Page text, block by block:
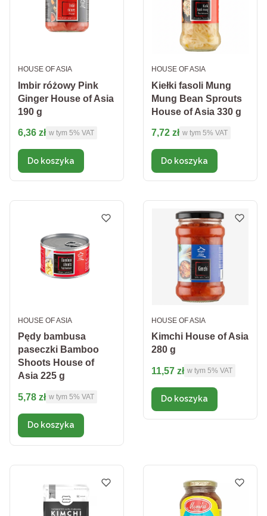
Imbir różowy Pink
Ginger House of Asia
190 g
PRODUCENT
HOUSE OF ASIA
Cena brutto
6,36 zł w tym %s VAT
w tym 5% VAT
Do koszyka
Kiełki fasoli Mung
Mung Bean Sprouts
House of Asia 330 g
PRODUCENT
HOUSE OF ASIA
Cena brutto
7,72 zł w tym %s VAT
w tym 5% VAT
Do koszyka
Pędy bambusa
paseczki Bamboo
Shoots House of
Asia 225 g
PRODUCENT
HOUSE OF ASIA
Cena brutto
5,78 zł w tym %s VAT
w tym 5% VAT
Do koszyka
Kimchi House of Asia
280 g
PRODUCENT
HOUSE OF ASIA
Cena brutto
11,57 zł w tym %s VAT
w tym 5% VAT
Do koszyka